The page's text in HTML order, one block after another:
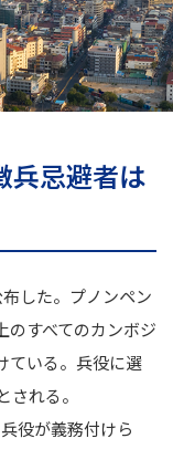
兵忌避者は
した。プノンペン
のすべてのカンボジ
ている。兵役に選
れる。
役が義務付けら